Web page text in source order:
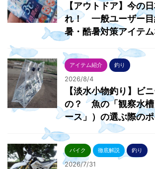
【アウトドア】今の
れ！ 一般ユーザー目
暑・酷暑対策アイテ
アイテム紹介 釣り
2026/8/4
【淡水小物釣り】ビ
の？ 魚の「観察水槽
ース」）の選ぶ際の
バイク 徹底解説 釣り
2026/7/31